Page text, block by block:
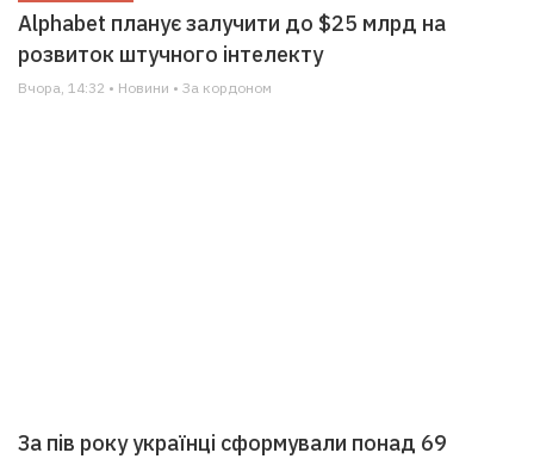
Alphabet планує залучити до $25 млрд на
розвиток штучного інтелекту
Вчора, 14:32 • Новини • За кордоном
За пів року українці сформували понад 69